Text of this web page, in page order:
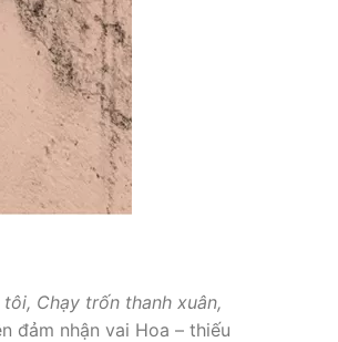
Chạy trốn thanh xuân,
đảm nhận vai Hoa – thiếu